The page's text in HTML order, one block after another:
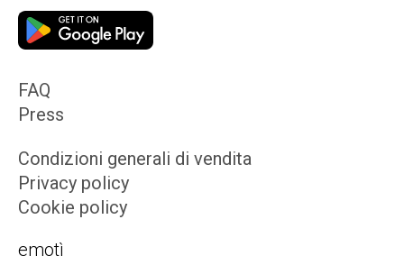
FAQ
Press
Condizioni generali di vendita
Privacy policy
Cookie policy
emotì